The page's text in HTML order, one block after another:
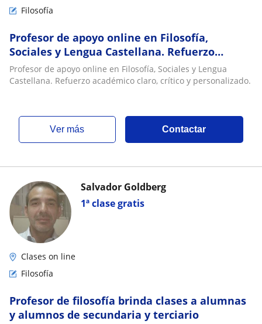
Filosofía
Profesor de apoyo online en Filosofía,
Sociales y Lengua Castellana. Refuerzo
académico claro, crítico y personalizado
Profesor de apoyo online en Filosofía, Sociales y Lengua
Castellana. Refuerzo académico claro, crítico y personalizado.
ver más Contactar
1ª clase gratis
Salvador Goldberg
Clases on line
Filosofía
Profesor de filosofía brinda clases a alumnas
y alumnos de secundaria y terciario